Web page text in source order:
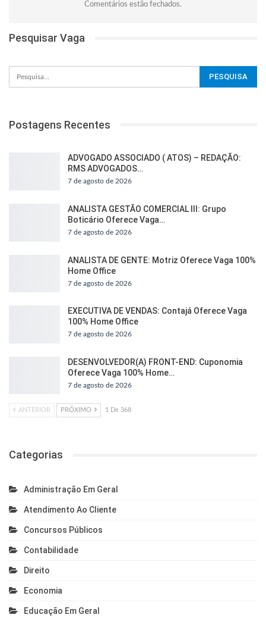
Comentários estão fechados.
Pesquisar Vaga
Postagens Recentes
ADVOGADO ASSOCIADO ( ATOS) – REDAÇÃO:
RMS ADVOGADOS…
7 de agosto de 2026
ANALISTA GESTÃO COMERCIAL III: Grupo
Boticário Oferece Vaga…
7 de agosto de 2026
ANALISTA DE GENTE: Motriz Oferece Vaga 100%
Home Office
7 de agosto de 2026
EXECUTIVA DE VENDAS: Contajá Oferece Vaga
100% Home Office
7 de agosto de 2026
DESENVOLVEDOR(A) FRONT-END: Cuponomia
Oferece Vaga 100% Home…
7 de agosto de 2026
ANTERIOR PRÓXIMO 1 De 368
Categorias
Administração Em Geral
Atendimento Ao Cliente
Concursos Públicos
Contabilidade
Direito
Economia
Educação Em Geral